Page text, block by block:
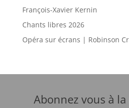
François-Xavier Kernin
Chants libres 2026
Opéra sur écrans | Robinson
Abonnez vous à